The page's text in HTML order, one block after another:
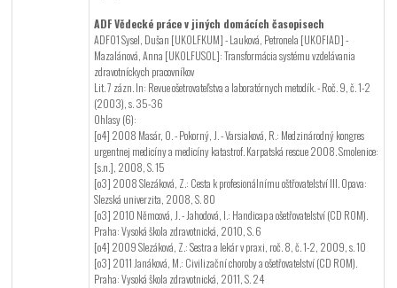
ADF Vědecké práce v jiných domácích časopisech
ADF01 Sysel, Dušan [UKOLFKUM] - Lauková, Petronela [UKOFIAD] -
Mazalánová, Anna [UKOLFUSOL]: Transformácia systému vzdelávania
zdravotníckych pracovníkov
Lit. 7 zázn. In: Revue ošetrovateľstva a laboratórnych metodík. - Roč. 9, č. 1-2
(2003), s. 35-36
Ohlasy (6):
[o4] 2008 Masár, O. - Pokorný, J. - Varsiaková, R.: Medzinárodný kongres
urgentnej medicíny a medicíny katastrof. Karpatská rescue 2008. Smolenice:
[s.n.], 2008, S. 15
[o3] 2008 Slezáková, Z.: Cesta k profesionálnímu oštřovatelství III. Opava:
Slezská univerzita, 2008, S. 80
[o3] 2010 Němcová, J. - Jahodová, I.: Handicap a ošetřovatelství (CD ROM).
Praha: Vysoká škola zdravotnická, 2010, S. 6
[o4] 2009 Slezáková, Z.: Sestra a lekár v praxi, roč. 8, č. 1-2, 2009, s. 10
[o3] 2011 Janáková, M.: Civilizační choroby a ošetřovatelství (CD ROM).
Praha: Vysoká škola zdravotnická, 2011, S. 24